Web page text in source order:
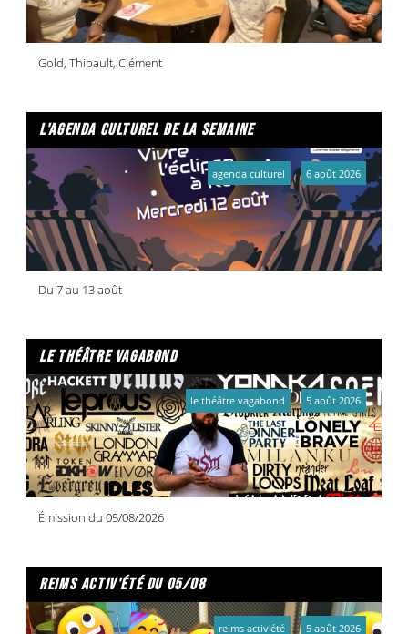
Gold, Thibault, Clément
l'agenda culturel de la semaine
Du 7 au 13 août
agenda culturel 6 août 2026
le théâtre vagabond
Émission du 05/08/2026
le théâtre vagabond 5 août 2026
reims activ'été du 05/08
reims activ'été 5 août 2026